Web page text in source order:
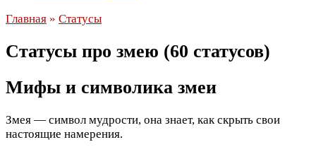
Главная » Статусы
Статусы про змею (60 статусов)
Мифы и символика змеи
Змея — символ мудрости, она знает, как скрыть свои
настоящие намерения.